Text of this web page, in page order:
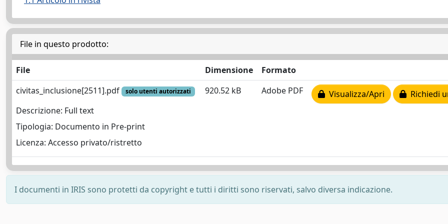
File in questo prodotto:
File Dimensione
Formato
civitas_inclusione[2511].pdf
solo utenti autorizzati
Descrizione: Full text
Tipologia: Documento in Pre-print
Licenza: Accesso privato/ristretto
920.52 kB Adobe PDF Visualizza/Apri Richiedi
I documenti in IRIS sono protetti da copyright e tutti i diritti sono riservati, salvo diversa indicazione.